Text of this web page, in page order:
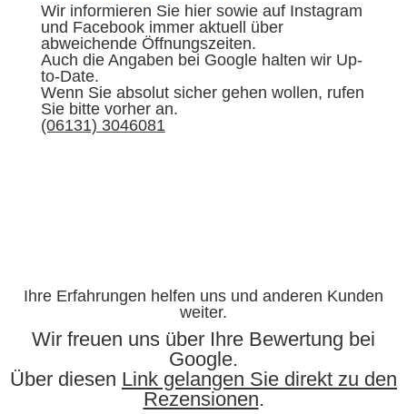
Wir informieren Sie hier sowie auf Instagram
und Facebook immer aktuell über
abweichende Öffnungszeiten.
Auch die Angaben bei Google halten wir Up-
to-Date.
Wenn Sie absolut sicher gehen wollen, rufen
Sie bitte vorher an.
(06131) 3046081
Ihre Erfahrungen helfen uns und anderen Kunden
weiter.
Wir freuen uns über Ihre Bewertung bei
Google.
Über diesen Link gelangen Sie direkt zu den
Rezensionen.